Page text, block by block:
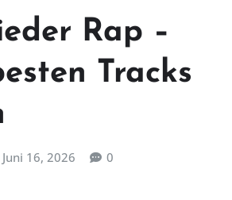
Rap –
Tracks
Juni 16, 2026 0